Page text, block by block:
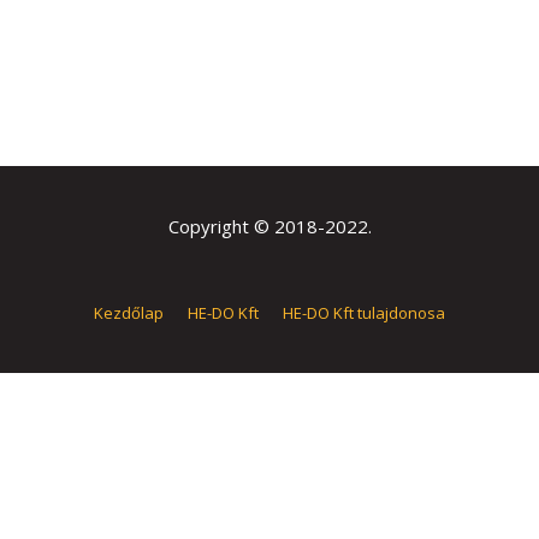
Copyright © 2018-2022.
Kezdőlap HE-DO Kft HE-DO Kft tulajdonosa